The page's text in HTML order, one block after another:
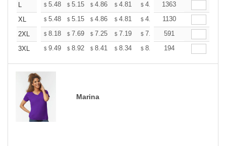
L
$ 5.48 $ 5.15 $ 4.86 $ 4.81 $ 4.73 $4.69
1363
XL
$ 5.48 $ 5.15 $ 4.86 $ 4.81 $ 4.73 $4.69
1130
2XL
$ 8.18 $ 7.69 $ 7.25 $ 7.19 $ 7.07 $7.01
591
3XL
$ 9.49 $ 8.92 $ 8.41 $ 8.34 $ 8.20 $8.12
194
Marina